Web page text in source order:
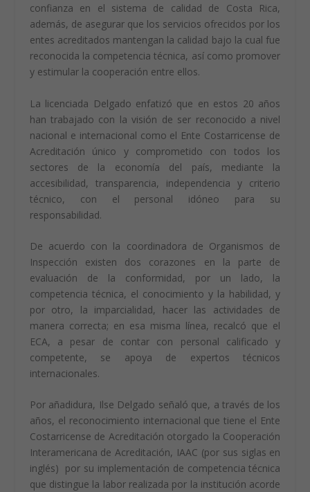
confianza en el sistema de calidad de Costa Rica,
además, de asegurar que los servicios ofrecidos por los
entes acreditados mantengan la calidad bajo la cual fue
reconocida la competencia técnica, así como promover
y estimular la cooperación entre ellos.
La licenciada Delgado enfatizó que en estos 20 años
han trabajado con la visión de ser reconocido a nivel
nacional e internacional como el Ente Costarricense de
Acreditación único y comprometido con todos los
sectores de la economía del país, mediante la
accesibilidad, transparencia, independencia y criterio
técnico, con el personal idóneo para su
responsabilidad.
De acuerdo con la coordinadora de Organismos de
Inspección existen dos corazones en la parte de
evaluación de la conformidad, por un lado, la
competencia técnica, el conocimiento y la habilidad, y
por otro, la imparcialidad, hacer las actividades de
manera correcta; en esa misma línea, recalcó que el
ECA, a pesar de contar con personal calificado y
competente, se apoya de expertos técnicos
internacionales.
Por añadidura, Ilse Delgado señaló que, a través de los
años, el reconocimiento internacional que tiene el Ente
Costarricense de Acreditación otorgado la Cooperación
Interamericana de Acreditación, IAAC (por sus siglas en
inglés) por su implementación de competencia técnica
que distingue la labor realizada por la institución acorde